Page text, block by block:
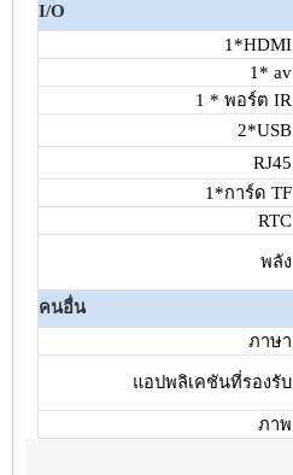
I/O
1*HDMI
1* av
1 * พอร์ต IR
2*USB
RJ45
1*การ์ด TF
RTC
พลัง
คนอื่น
ภาษา
แอปพลิเคชันที่รองรับ
ภาพ